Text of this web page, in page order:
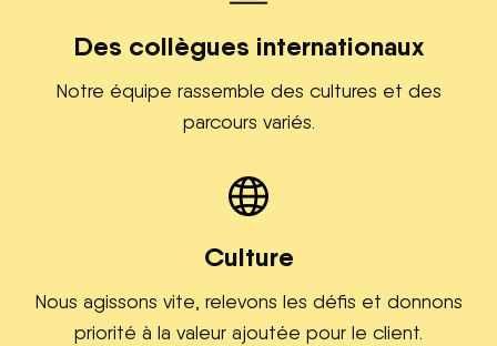
Des collègues internationaux
Notre équipe rassemble des cultures et des
parcours variés.
Culture
Nous agissons vite, relevons les défis et donnons
priorité à la valeur ajoutée pour le client.